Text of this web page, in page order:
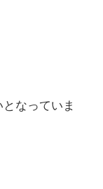
なっていま